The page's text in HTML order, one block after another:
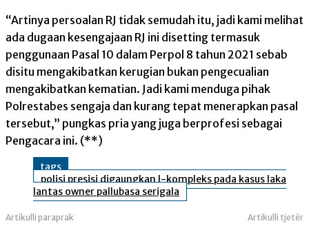
“Artinya persoalan RJ tidak semudah itu, jadi kami melihat
ada dugaan kesengajaan RJ ini disetting termasuk
penggunaan Pasal 10 dalam Perpol 8 tahun 2021 sebab
disitu mengakibatkan kerugian bukan pengecualian
mengakibatkan kematian. Jadi kami menduga pihak
Polrestabes sengaja dan kurang tepat menerapkan pasal
tersebut,” pungkas pria yang juga berprofesi sebagai
Pengacara ini. (**)
tags
polisi presisi digaungkan l-kompleks pada kasus laka
lantas owner pallubasa serigala
Artikulli paraprak Artikulli tjetër